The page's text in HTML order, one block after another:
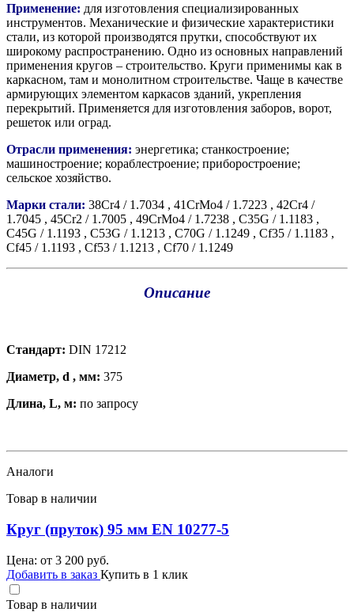
Применение: для изготовления специализированных
инструментов. Механические и физические характеристики
стали, из которой производятся прутки, способствуют их
широкому распространению. Одно из основных направлений
применения кругов – строительство. Круги применимы как в
каркасном, там и монолитном строительстве. Чаще в качестве
армирующих элементом каркасов зданий, укрепления
перекрытий. Применяется для изготовления заборов, ворот,
решеток или оград.
Отрасли применения: энергетика; станкостроение;
машиностроение; кораблестроение; приборостроение;
сельское хозяйство.
Марки стали: 38Cr4 / 1.7034 , 41CrMo4 / 1.7223 , 42Cr4 /
1.7045 , 45Cr2 / 1.7005 , 49CrMo4 / 1.7238 , C35G / 1.1183 ,
C45G / 1.1193 , C53G / 1.1213 , C70G / 1.1249 , Cf35 / 1.1183 ,
Cf45 / 1.1193 , Cf53 / 1.1213 , Cf70 / 1.1249
Описание
Стандарт: DIN 17212
Диаметр, d , мм: 375
Длина, L, м: по запросу
Аналоги
Товар в наличии
Круг (пруток) 95 мм EN 10277-5
Цена: от 3 200 руб.
Добавить в заказ Купить в 1 клик
Товар в наличии